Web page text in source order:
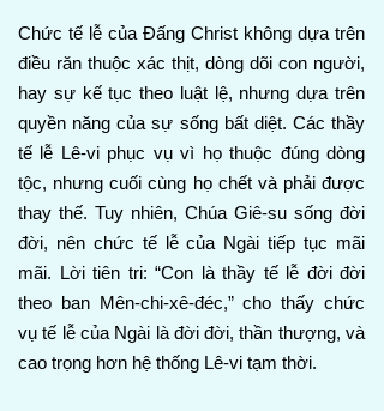
Chức tế lễ của Đấng Christ không dựa trên
điều răn thuộc xác thịt, dòng dõi con người,
hay sự kế tục theo luật lệ, nhưng dựa trên
quyền năng của sự sống bất diệt. Các thầy
tế lễ Lê-vi phục vụ vì họ thuộc đúng dòng
tộc, nhưng cuối cùng họ chết và phải được
thay thế. Tuy nhiên, Chúa Giê-su sống đời
đời, nên chức tế lễ của Ngài tiếp tục mãi
mãi. Lời tiên tri: “Con là thầy tế lễ đời đời
theo ban Mên-chi-xê-đéc,” cho thấy chức
vụ tế lễ của Ngài là đời đời, thần thượng, và
cao trọng hơn hệ thống Lê-vi tạm thời.